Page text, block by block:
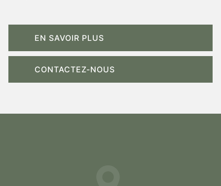
EN SAVOIR PLUS
CONTACTEZ-NOUS